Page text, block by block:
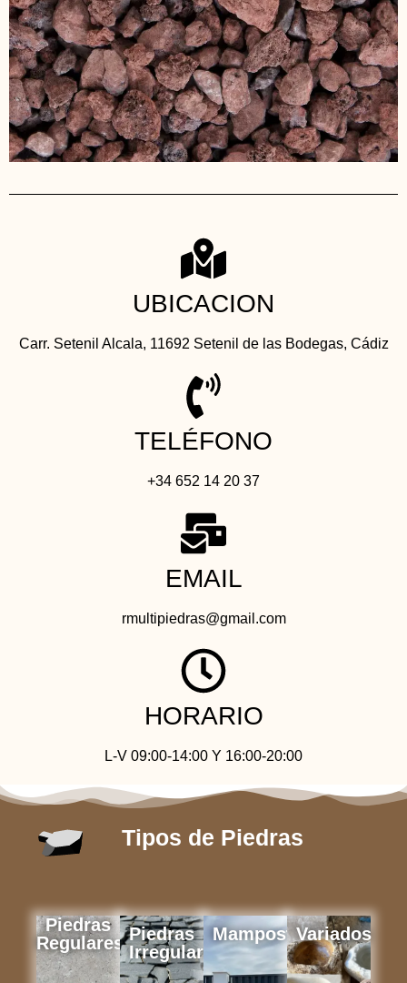
UBICACION
Carr. Setenil Alcala, 11692 Setenil de las Bodegas, Cádiz
TELÉFONO
+34 652 14 20 37
EMAIL
rmultipiedras@gmail.com
HORARIO
L-V 09:00-14:00 Y 16:00-20:00
Tipos de Piedras
Piedras
Regulares Piedras
Irregulares
MamposteríaVariados